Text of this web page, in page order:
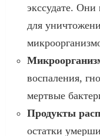
экссудате.
для
воспаления,
мертвые
Продукты
остатки